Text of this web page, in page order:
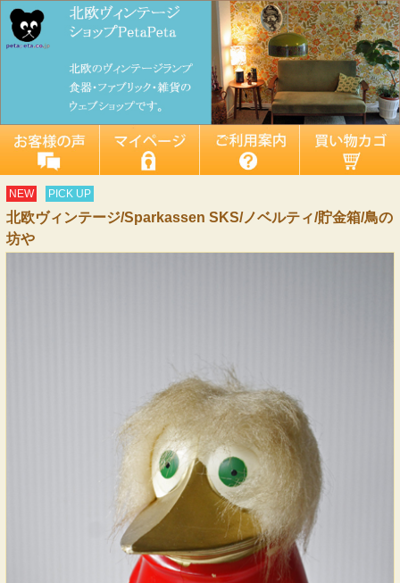
NEW PICK UP
北欧ヴィンテージ/Sparkassen SKS/ノベルティ/貯金箱/鳥の
坊や